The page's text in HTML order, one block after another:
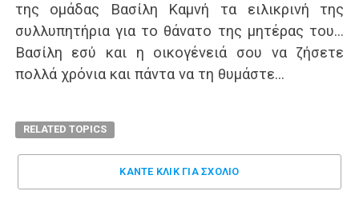
της ομάδας Βασίλη Καμνή τα ειλικρινή της
συλλυπητήρια για το θάνατο της μητέρας του…
Βασίλη εσύ και η οικογένειά σου να ζήσετε
πολλά χρόνια και πάντα να τη θυμάστε…
RELATED TOPICS
ΚΑΝΤΕ ΚΛΊΚ ΓΙΑ ΣΧΌΛΙΟ